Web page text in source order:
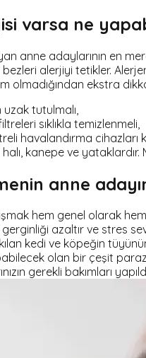
varsa ne
anne adaylarının en
alerjiyi tetikler.
olmadığından ekstra
tutulmalı,
sıklıkla temizlenmeli,
havalandırma cihazları
kanepe ve
anne
hem genel olarak
azaltır ve stres
kedi ve köpeğin
olan bir çeşit
gerekli bakımları